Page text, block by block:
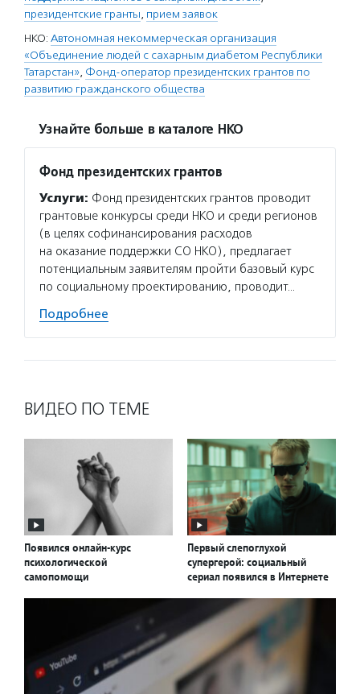
президентские гранты, прием заявок
НКО: Автономная некоммерческая организация
«Объединение людей с сахарным диабетом Республики
Татарстан», Фонд-оператор президентских грантов по
развитию гражданского общества
Узнайте больше в каталоге НКО
Фонд президентских грантов
Услуги: Фонд президентских грантов проводит
грантовые конкурсы среди НКО и среди регионов
(в целях софинансирования расходов
на оказание поддержки СО НКО), предлагает
потенциальным заявителям пройти базовый курс
по социальному проектированию, проводит…
Подробнее
ВИДЕО ПО ТЕМЕ
Появился онлайн-курс
психологической
самопомощи
Первый слепоглухой
супергерой: социальный
сериал появился в Интернете